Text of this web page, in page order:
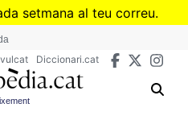
Véssetmana al teu correu.
de Divulcat
Diccionari.cat